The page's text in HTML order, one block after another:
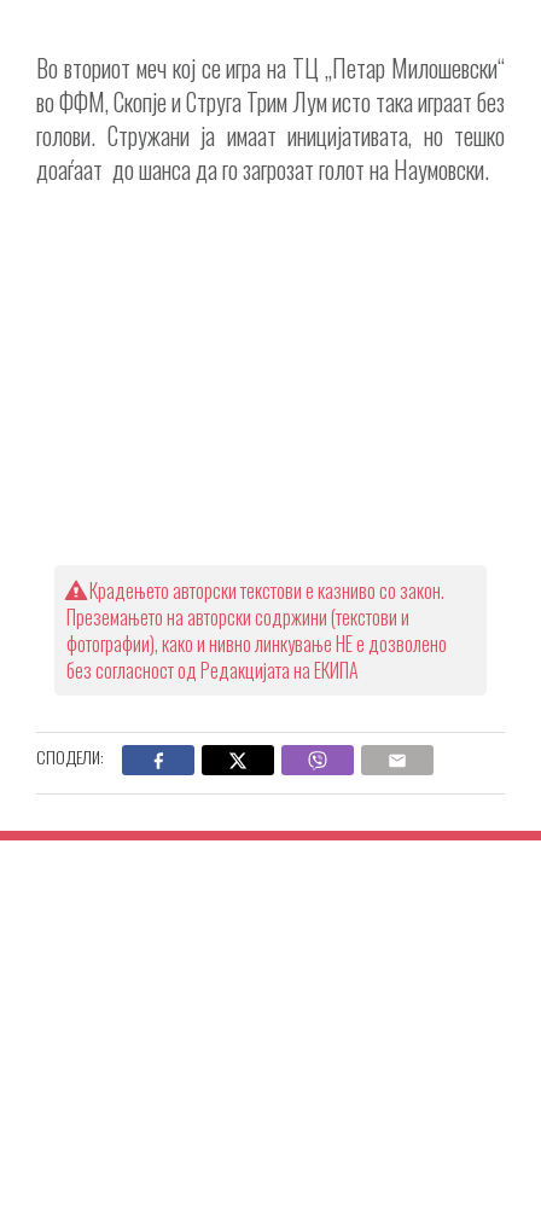
Во вториот меч кој се игра на ТЦ „Петар Милошевски“
во ФФМ, Скопје и Струга Трим Лум исто така играат без
голови. Стружани ја имаат иницијативата, но тешко
доаѓаат до шанса да го загрозат голот на Наумовски.
Крадењето авторски текстови е казниво со закон.
Преземањето на авторски содржини (текстови и
фотографии), како и нивно линкување НЕ е дозволено
без согласност од Редакцијата на ЕКИПА
СПОДЕЛИ: